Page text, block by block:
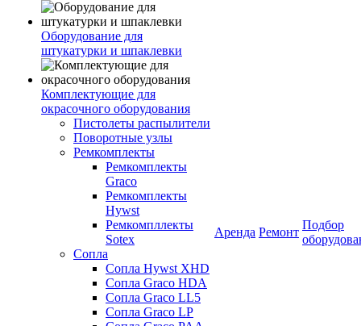
Оборудование для
штукатурки и шпаклевки
Комплектующие для
окрасочного оборудования
Пистолеты распылители
Поворотные узлы
Ремкомплекты
Ремкомплекты
Graco
Ремкомплекты
Hywst
Ремкомпллекты
Sotex
Сопла
Сопла Hywst XHD
Сопла Graco HDA
Сопла Graco LL5
Сопла Graco LP
Аренда Ремонт
Подбор